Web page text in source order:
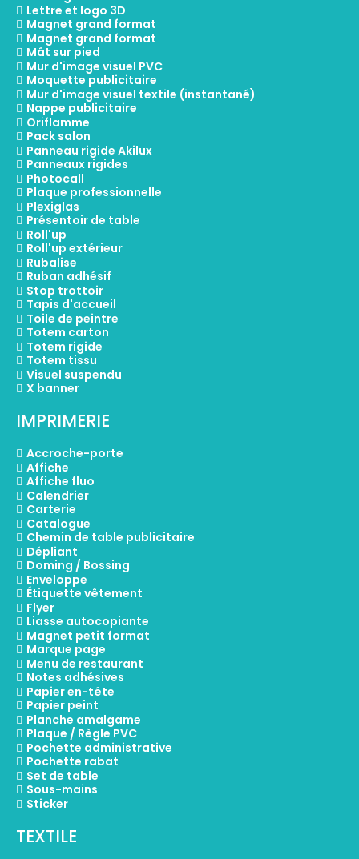
Lettre et logo 3D
Magnet grand format
Magnet grand format
Mât sur pied
Mur d'image visuel PVC
Moquette publicitaire
Mur d'image visuel textile (instantané)
Nappe publicitaire
Oriflamme
Pack salon
Panneau rigide Akilux
Panneaux rigides
Photocall
Plaque professionnelle
Plexiglas
Présentoir de table
Roll'up
Roll'up extérieur
Rubalise
Ruban adhésif
Stop trottoir
Tapis d'accueil
Toile de peintre
Totem carton
Totem rigide
Totem tissu
Visuel suspendu
X banner
IMPRIMERIE
Accroche-porte
Affiche
Affiche fluo
Calendrier
Carterie
Catalogue
Chemin de table publicitaire
Dépliant
Doming / Bossing
Enveloppe
Étiquette vêtement
Flyer
Liasse autocopiante
Magnet petit format
Marque page
Menu de restaurant
Notes adhésives
Papier en-tête
Papier peint
Planche amalgame
Plaque / Règle PVC
Pochette administrative
Pochette rabat
Set de table
Sous-mains
Sticker
TEXTILE